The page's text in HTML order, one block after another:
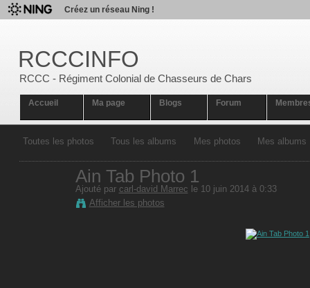
Créez un réseau Ning !
RCCCINFO
RCCC - Régiment Colonial de Chasseurs de Chars
Accueil Ma page Blogs Forum
Toutes les photos Tous les albums Mes photos Mes albums
Ain Tab Photo 1
Ajouté par carl-david Marrec le 10 juin 2014 à 0:33
Afficher les photos